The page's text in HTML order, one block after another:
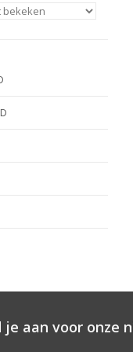
je aan voor onze